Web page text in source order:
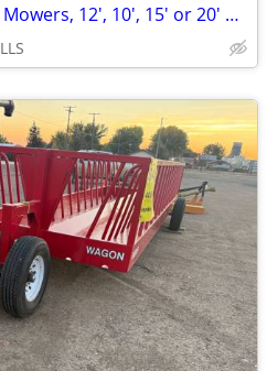
Ironcraft Batwing Mower, Mowers, 12', 10', 15' or 20' Made in USA